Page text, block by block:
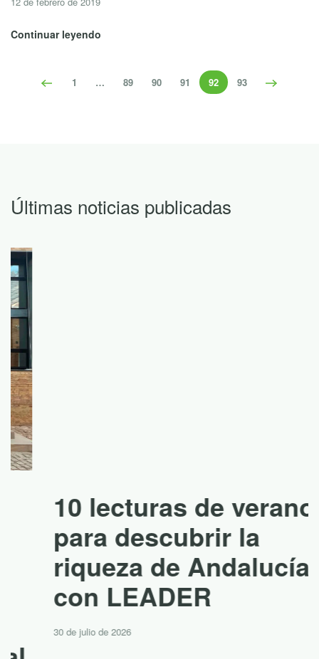
Continuar leyendo
1 … 89 90 91 92 93
Últimas noticias publicadas
10 lecturas de verano
para descubrir la
riqueza de Andalucía
con LEADER
30 de julio de 2026